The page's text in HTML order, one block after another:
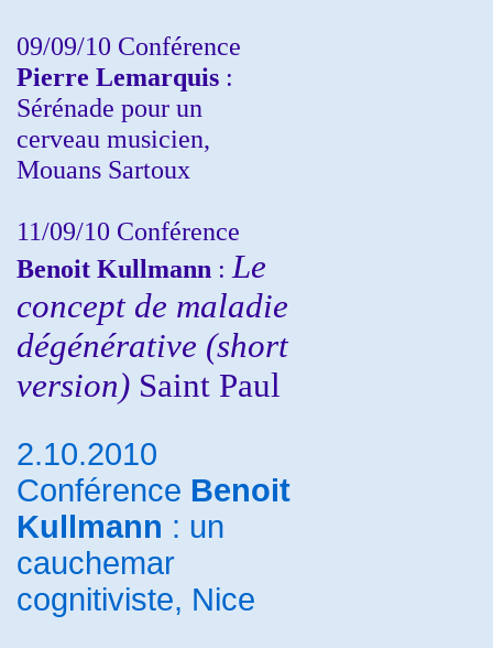
09/09/10 Conférence
Pierre Lemarquis :
Sérénade pour un
cerveau musicien,
Mouans Sartoux
11/09/10 Conférence
Benoit Kullmann : Le
concept de maladie
dégénérative (short
version) Saint Paul
2.10.2010
Conférence Benoit
Kullmann : un
cauchemar
cognitiviste, Nice